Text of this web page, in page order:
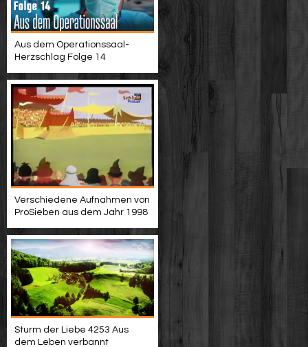
Aus dem Operationssaal-
Herzschlag Folge 14
Verschiedene Aufnahmen von
ProSieben aus dem Jahr 1998
Sturm der Liebe 4253 Aus
dem Leben verbannt